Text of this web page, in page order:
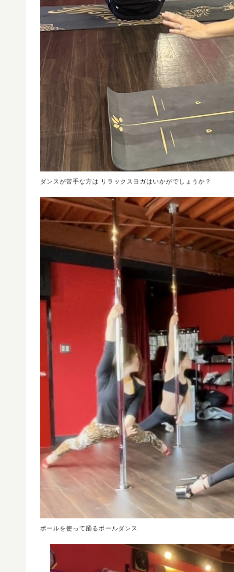
ダンスが苦手な方は リラックスヨガはいかがでしょうか？
ポールを使って踊るポールダンス